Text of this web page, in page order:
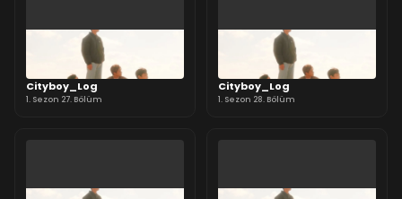
Cityboy_Log
1. Sezon 27. Bölüm
Cityboy_Log
1. Sezon 28. Bölüm